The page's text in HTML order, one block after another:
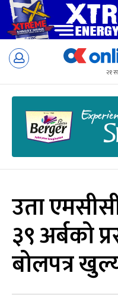
Skip
२१
उता
३९ अर्बको
बोलपत्र